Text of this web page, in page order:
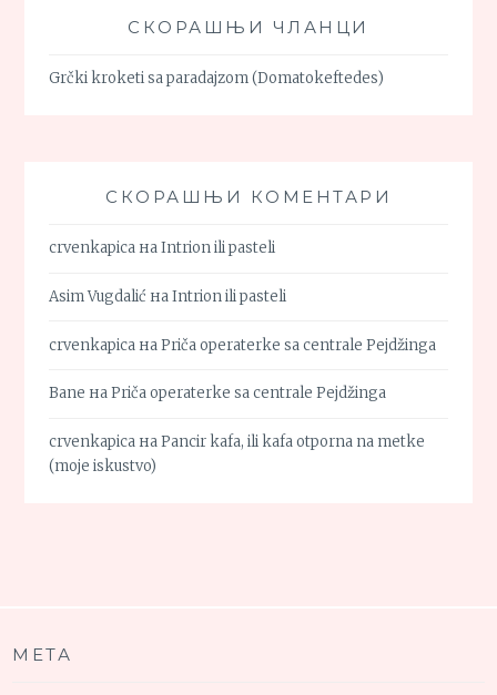
СКОРАШЊИ ЧЛАНЦИ
Grčki kroketi sa paradajzom (Domatokeftedes)
СКОРАШЊИ КОМЕНТАРИ
crvenkapica наIntrion ili pasteli
Asim Vugdalić наIntrion ili pasteli
crvenkapica наPriča operaterke sa centrale Pejdžinga
Bane наPriča operaterke sa centrale Pejdžinga
crvenkapica наPancir kafa, ili kafa otporna na metke
(moje iskustvo)
МЕТА